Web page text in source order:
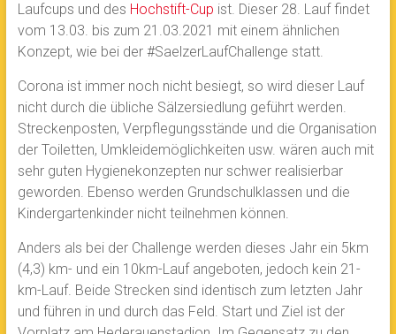
Laufcups und des Hochstift-Cup ist. Dieser 28. Lauf findet
vom 13.03. bis zum 21.03.2021 mit einem ähnlichen
Konzept, wie bei der #SaelzerLaufChallenge statt.
Corona ist immer noch nicht besiegt, so wird dieser Lauf
nicht durch die übliche Sälzersiedlung geführt werden.
Streckenposten, Verpflegungsstände und die Organisation
der Toiletten, Umkleidemöglichkeiten usw. wären auch mit
sehr guten Hygienekonzepten nur schwer realisierbar
geworden. Ebenso werden Grundschulklassen und die
Kindergartenkinder nicht teilnehmen können.
Anders als bei der Challenge werden dieses Jahr ein 5km
(4,3) km- und ein 10km-Lauf angeboten, jedoch kein 21-
km-Lauf. Beide Strecken sind identisch zum letzten Jahr
und führen in und durch das Feld. Start und Ziel ist der